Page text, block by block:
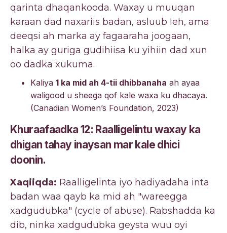
qarinta dhaqankooda. Waxay u muuqan
karaan dad naxariis badan, asluub leh, ama
deeqsi ah marka ay fagaaraha joogaan,
halka ay guriga gudihiisa ku yihiin dad xun
oo dadka xukuma.
Kaliya 1 ka mid ah 4-tii dhibbanaha ah ayaa
waligood u sheega qof kale waxa ku dhacaya.
(Canadian Women’s Foundation, 2023)
Khuraafaadka 12: Raalligelintu waxay ka
dhigan tahay inaysan mar kale dhici
doonin.
Xaqiiqda: Raalligelinta iyo hadiyadaha inta
badan waa qayb ka mid ah "wareegga
xadgudubka" (cycle of abuse). Rabshadda ka
dib, ninka xadgudubka geysta wuu oyi